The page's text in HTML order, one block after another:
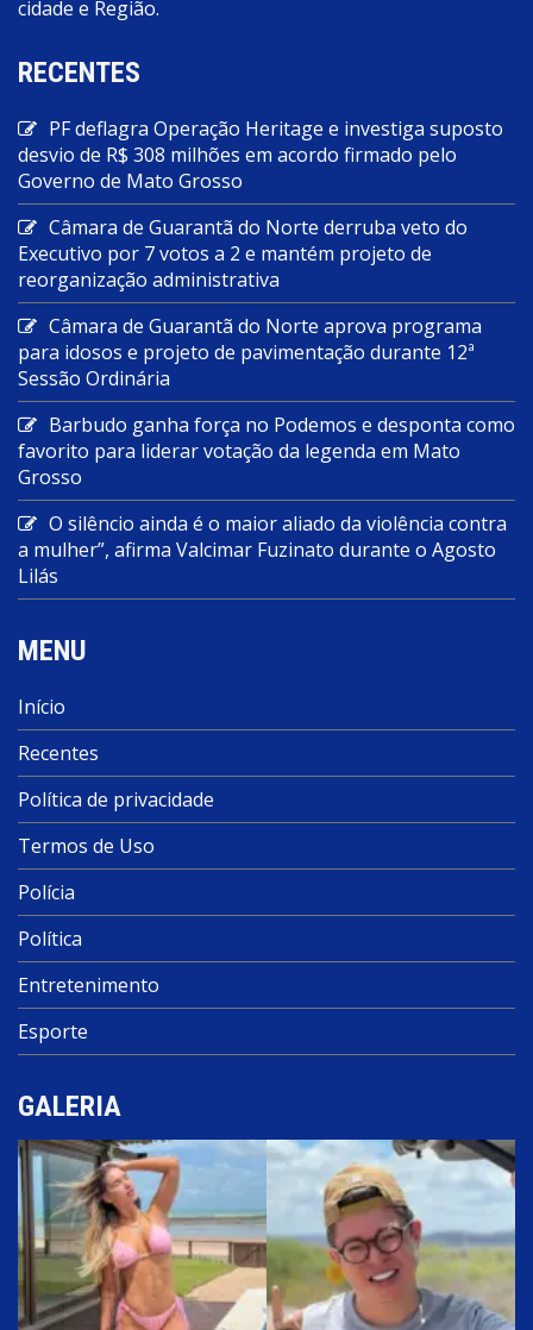
cidade e Região.
RECENTES
PF deflagra Operação Heritage e investiga suposto
desvio de R$ 308 milhões em acordo firmado pelo
Governo de Mato Grosso
Câmara de Guarantã do Norte derruba veto do
Executivo por 7 votos a 2 e mantém projeto de
reorganização administrativa
Câmara de Guarantã do Norte aprova programa
para idosos e projeto de pavimentação durante 12ª
Sessão Ordinária
Barbudo ganha força no Podemos e desponta como
favorito para liderar votação da legenda em Mato
Grosso
O silêncio ainda é o maior aliado da violência contra
a mulher”, afirma Valcimar Fuzinato durante o Agosto
Lilás
MENU
Início
Recentes
Política de privacidade
Termos de Uso
Polícia
Política
Entretenimento
Esporte
GALERIA